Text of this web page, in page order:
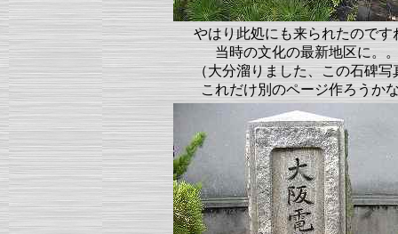
やはり此処にも来られたのです
当時の文化の最新地区に。
（大分溜りました、この石碑
これだけ別のページ作ろうか